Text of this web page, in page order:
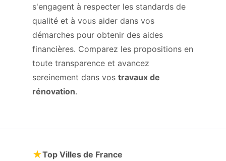
s'engagent à respecter les standards de
qualité et à vous aider dans vos
démarches pour obtenir des aides
financières. Comparez les propositions en
toute transparence et avancez
sereinement dans vos travaux de
rénovation.
★Top Villes de France